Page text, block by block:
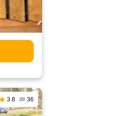
3.8 36